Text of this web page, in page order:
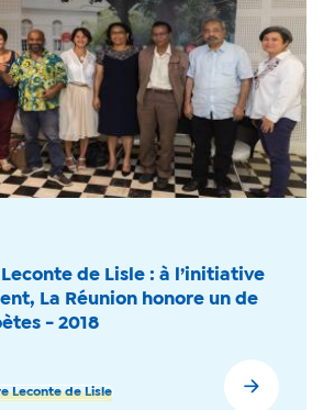
Leconte de Lisle : à l’initiative
La Réunion honore un de
- 2018
Leconte de Lisle